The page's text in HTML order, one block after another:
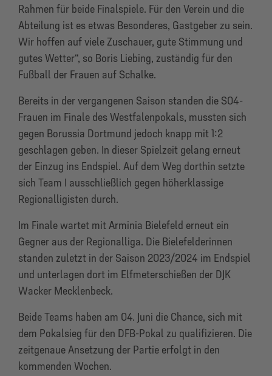
Rahmen für beide Finalspiele. Für den Verein und die
Abteilung ist es etwas Besonderes, Gastgeber zu sein.
Wir hoffen auf viele Zuschauer, gute Stimmung und
gutes Wetter“, so Boris Liebing, zuständig für den
Fußball der Frauen auf Schalke.
Bereits in der vergangenen Saison standen die S04-
Frauen im Finale des Westfalenpokals, mussten sich
gegen Borussia Dortmund jedoch knapp mit 1:2
geschlagen geben. In dieser Spielzeit gelang erneut
der Einzug ins Endspiel. Auf dem Weg dorthin setzte
sich Team I ausschließlich gegen höherklassige
Regionalligisten durch.
Im Finale wartet mit Arminia Bielefeld erneut ein
Gegner aus der Regionalliga. Die Bielefelderinnen
standen zuletzt in der Saison 2023/2024 im Endspiel
und unterlagen dort im Elfmeterschießen der DJK
Wacker Mecklenbeck.
Beide Teams haben am 04. Juni die Chance, sich mit
dem Pokalsieg für den DFB-Pokal zu qualifizieren. Die
zeitgenaue Ansetzung der Partie erfolgt in den
kommenden Wochen.